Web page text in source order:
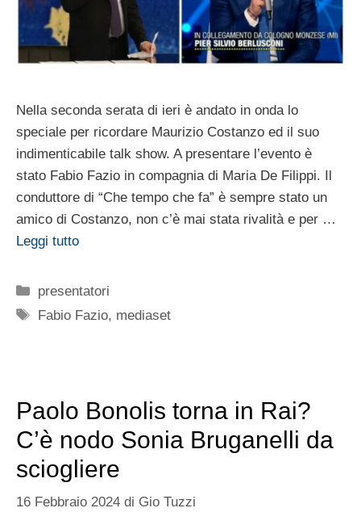
Nella seconda serata di ieri è andato in onda lo
speciale per ricordare Maurizio Costanzo ed il suo
indimenticabile talk show. A presentare l’evento è
stato Fabio Fazio in compagnia di Maria De Filippi. Il
conduttore di “Che tempo che fa” è sempre stato un
amico di Costanzo, non c’è mai stata rivalità e per …
Leggi tutto
Categorie
presentatori
Tag
Fabio Fazio, mediaset
Paolo Bonolis torna in Rai?
C’è nodo Sonia Bruganelli da
sciogliere
16 Febbraio 2024 di Gio Tuzzi